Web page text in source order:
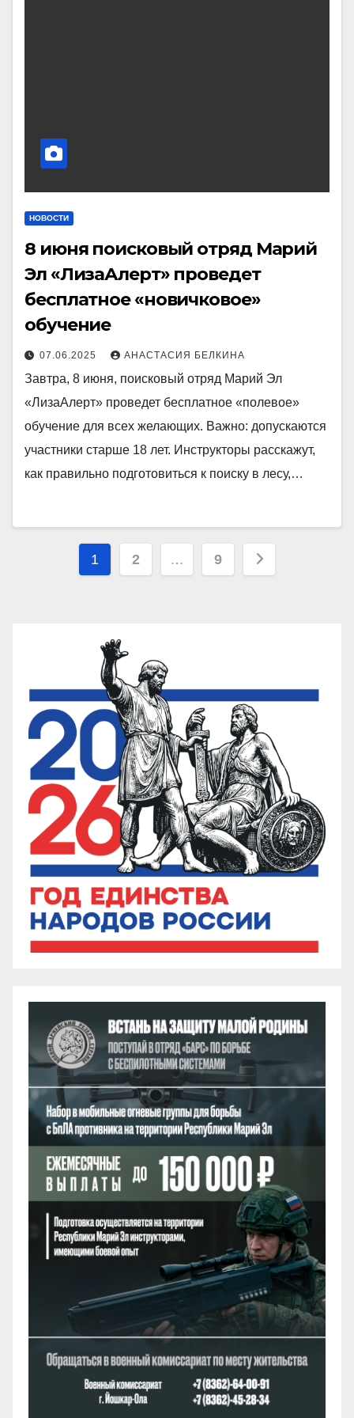
НОВОСТИ
8 июня поисковый отряд Марий
Эл «ЛизаАлерт» проведет
бесплатное «новичковое»
обучение
07.06.2025 АНАСТАСИЯ БЕЛКИНА
Завтра, 8 июня, поисковый отряд Марий Эл
«ЛизаАлерт» проведет бесплатное «полевое»
обучение для всех желающих. Важно: допускаются
участники старше 18 лет. Инструкторы расскажут,
как правильно подготовиться к поиску в лесу,…
Пагинация
1 2 … 9